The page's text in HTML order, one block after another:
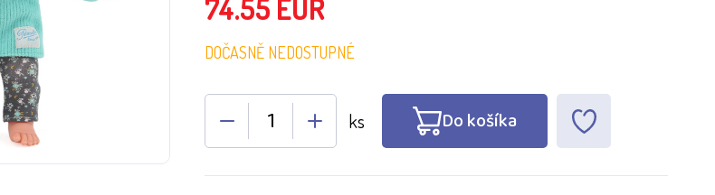
74.55 EUR
DOČASNĚ NEDOSTUPNÉ
ks Do košíka